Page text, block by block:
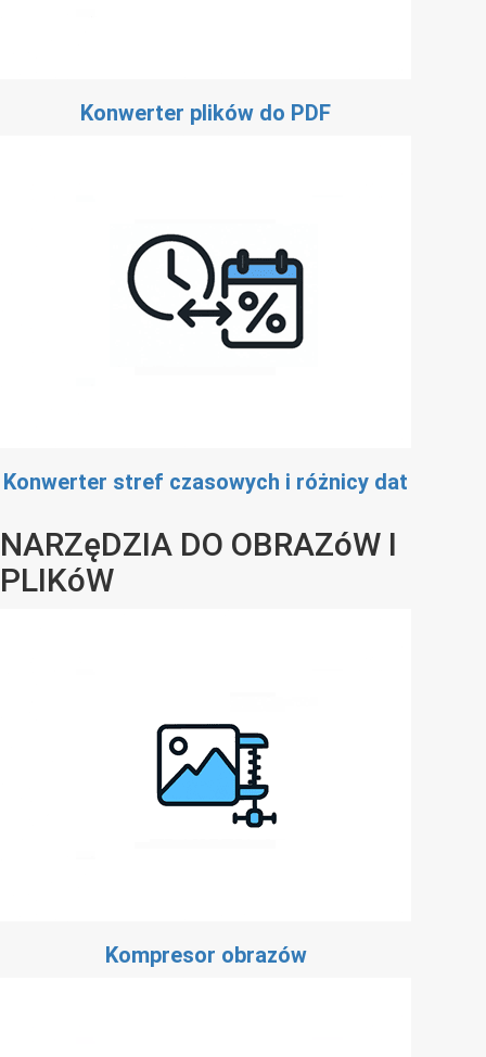
Konwerter plików do PDF
Konwerter stref czasowych i różnicy dat
NARZęDZIA DO OBRAZóW I
PLIKóW
Kompresor obrazów